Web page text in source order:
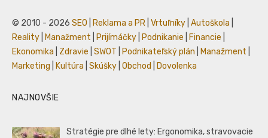
© 2010 - 2026 SEO Reklama a PR Vrtuľníky Autoškola
Reality
Manažment Prijímáčky Podnikanie Financie
Ekonomika
Zdravie SWOT Podnikateľský plán Manažment
Marketing
Kultúra Skúšky Obchod Dovolenka
NAJNOVŠIE
Stratégie pre dlhé lety: Ergonomika, stravovacie